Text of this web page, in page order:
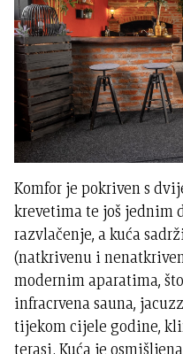
Komfor je pokriven s
krevetima te još jednim
razvlačenje, a kuća
(natkrivenu i
modernim aparatima,
infracrvena sauna,
tijekom cijele godine,
terasi. Kuća je